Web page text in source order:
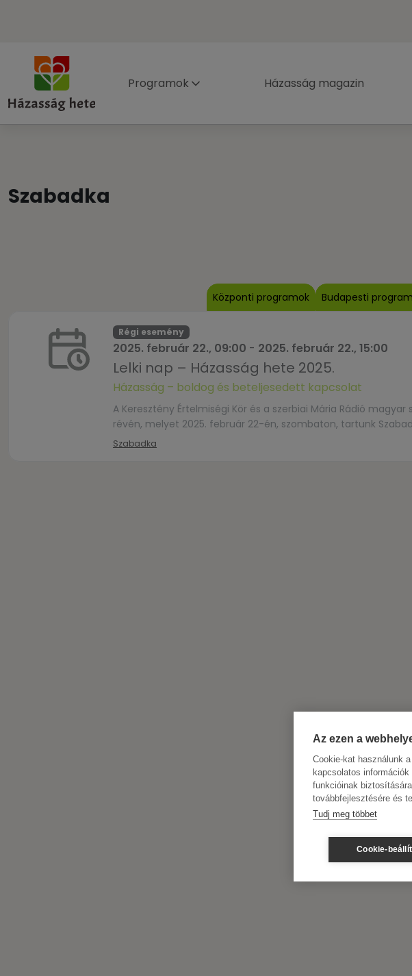
Programok Házasság magazin
Szabadka
Központi programok Budapesti
Régi esemény
2025. február 22., 09:00 - 2025. február 22., 15:00
Lelki nap – Házasság hete 2025.
Házasság – boldog és beteljesedett kapcsolat
A Keresztény Értelmiségi Kör és a szerbiai Mária Rádió
révén, melyet 2025. február 22-én, szombaton, tartunk
Szabadka
Az ezen a
Cookie-kat használunk
kapcsolatos
funkcióinak
továbbfejlesztésére és
Tudj meg többet
Cookie-